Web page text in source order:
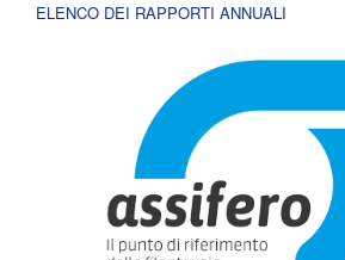
ELENCO DEI RAPPORTI ANNUALI